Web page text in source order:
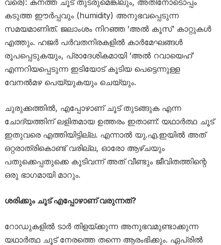
കടുത്ത ഈർപ്പവും (humidity) അനുഭവപ്പെടുന്ന
സമയമാണിത്. ജലാംശം നിറഞ്ഞ ‘അൽ കൂസ്’ കാറ്റുകൾ
എത്തും. ഹജർ പർവതനിരകളിൽ കാർമേഘങ്ങൾ
രൂപപ്പെടുകയും, പ്രാദേശികമായി ‘അൽ റവായെഹ്’
എന്നറിയപ്പെടുന്ന ഇടിയോട് കൂടിയ പെട്ടെന്നുള്ള
വേനൽമഴ പെയ്യുകയും ചെയ്യും.
ചുരുക്കത്തിൽ, എപ്പോഴാണ് ചൂട് തുടങ്ങുക എന്ന
ചോദ്യത്തിന് ലളിതമായ ഉത്തരം ഇതാണ്: യഥാർത്ഥ ചൂട്
ഇതുവരെ എത്തിയിട്ടില്ല. എന്നാൽ യു.എ.ഇയിൽ അത്
ഒറ്റരാത്രികൊണ്ട് വരില്ല, ഓരോ ആഴ്ചയും
പതുക്കെപ്പതുക്കെ കൂടിവന്ന് അത് വീണ്ടും ജീവിതത്തിന്റെ
ഒരു ഭാഗമായി മാറും.
ശരിക്കും ചൂട് എപ്പോഴാണ് വരുന്നത്?
റോഡുകളിൽ ടാർ തിളയ്ക്കുന്ന അനുഭവമുണ്ടാക്കുന്ന
യഥാർത്ഥ ചൂട് നേരത്തെ തന്നെ ആരംഭിക്കും. ഏപ്രിൽ